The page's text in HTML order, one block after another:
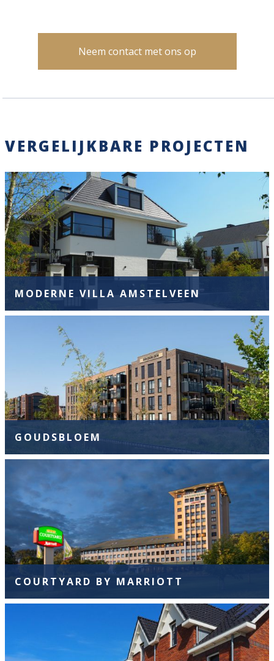
Neem contact met ons op
VERGELIJKBARE PROJECTEN
MODERNE VILLA AMSTELVEEN
GOUDSBLOEM
COURTYARD BY MARRIOTT